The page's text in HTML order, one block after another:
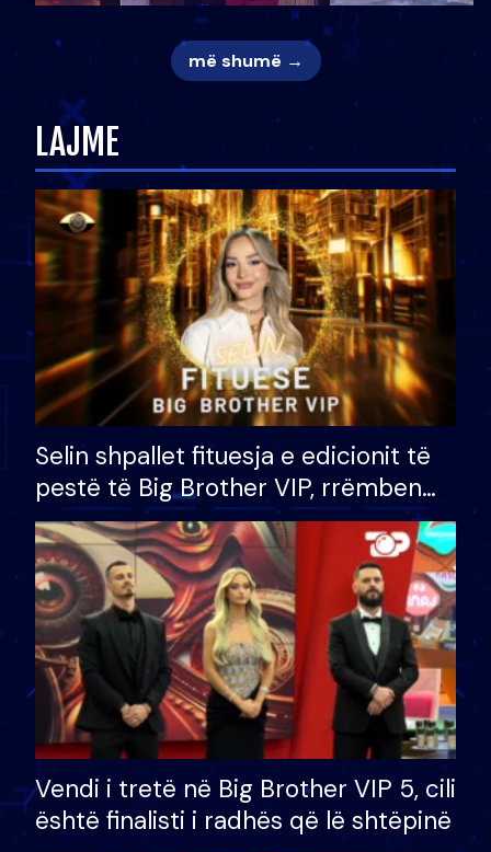
më shumë →
LAJME
Selin shpallet fituesja e edicionit të
pestë të Big Brother VIP, rrëmben
çmimin e madh prej 100 mijë eurosh
Vendi i tretë në Big Brother VIP 5, cili
është finalisti i radhës që lë shtëpinë